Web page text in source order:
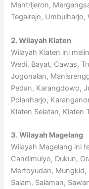
Mantrijeron,
Tegalrejo, Umbulharjo,
2. Wilayah Klaten
Wilayah Klaten ini
Wedi, Bayat, Cawas,
Jogonalan,
Pedan, Karangdowo,
Polanharjo,
Klaten Selatan, Klaten
3. Wilayah Magelang
Wilayah Magelang ini
Candimulyo, Dukun,
Mertoyudan, Mungkid,
Salam, Salaman,